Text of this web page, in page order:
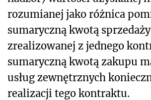
rozumianej jako różnica
sumaryczną kwotą sprzedaży
zrealizowanej z jednego
sumaryczną kwotą zakupu
usług zewnętrznych
realizacji tego kontraktu.